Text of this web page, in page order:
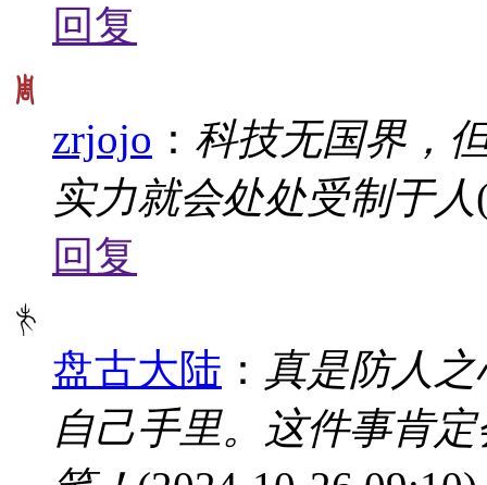
回复
zrjojo ： 科技无国界，
实力就会处处受制于人
回复
盘古大陆 ： 真是防人
自己手里。这件事肯